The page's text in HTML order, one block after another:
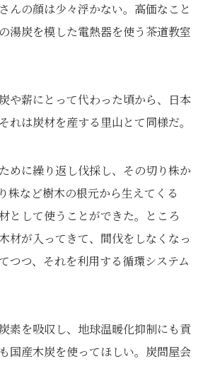
んの顔は少々浮かない。高価なこと
湯炭を模した電熱器を使う茶道教室
や薪にとって代わった頃から、日本
れは炭材を産する里山とて同様だ。
めに繰り返し伐採し、その切り株か
株など樹木の根元から生えてくる
として使うことができた。ところ
材が入ってきて、間伐をしなくなっ
つつ、それを利用する循環システム
素を吸収し、地球温暖化抑制にも貢
国産木炭を使ってほしい。炭問屋会